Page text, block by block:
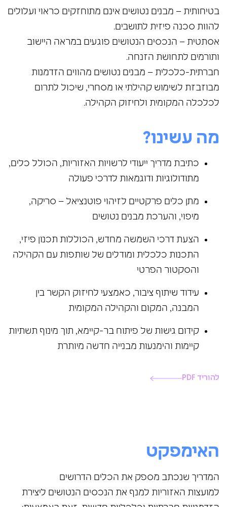
בטיחותית – מבנים נטושים אינם מתוחזקים כראוי ועלולים
להוות סכנה פיזית לתושבים.
אסתטית – הנכסים הנטושים פוגעים במראה היישוב
ותורמים לתחושת הזנחה.
חברתית-כלכלית – מבנים נטושים מהווים הזדמנות
מבוזבזת לשימוש קהילתי או מסחרי, שיכול לתרום
לכלכלה המקומית ולחיזוק הקהילה.
מה עשינו?
כתיבת מדריך ייעודי לרשויות האזוריות, הכולל כלים,
מתודולוגיות ודוגמאות לדרכי פעולה
מתן כלים פרקטיים לזיהוי פוטנציאל – סריקה,
מיפוי, והערכת מבנים נטושים
הצעת דרכי השמשה מחדש, הכוללות תכנון פיזי,
התכנות כלכלית ומודלים של שותפות עם הקהילה
והסקטור הפרטי
עידוד שיתוף ציבור, כאמצעי לחיזוק הקשר בין
המבנה, המקום והקהילה המקומית
קידום גישות של פיתוח בר-קיימא, תוך מינוף תשתיות
קיימות והימנעות מבנייה חדשה מיותרת
להוריד PDF
האימפקט
המדריך שנכתב מספק את הכלים הדרושים
למועצות האזוריות למנף את הנכסים הנטושים ליצירת